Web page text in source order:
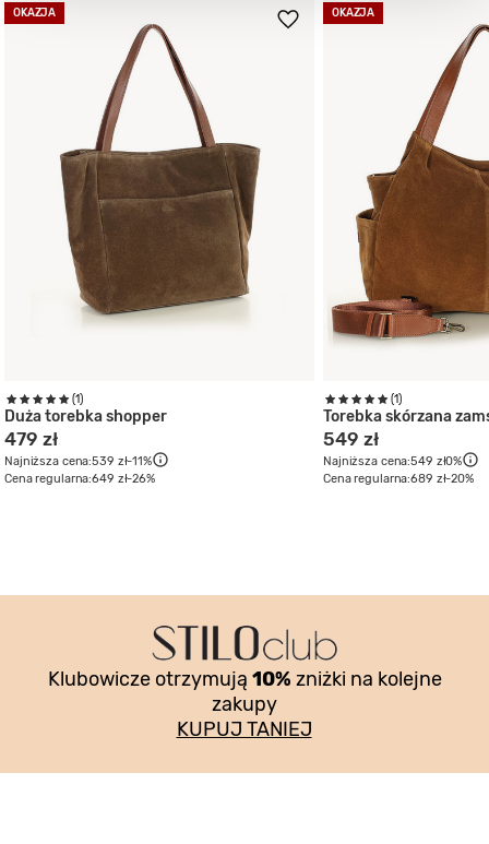
OKAZJA
(1)
Duża torebka shopper
479 zł
Najniższa cena:539 zł-11%
Cena regularna:649 zł-26%
OKAZJA
(1)
Torebka skórzana
549 zł
Najniższa cena:549 zł0%
Cena regularna:689 zł-20%
Klubowicze otrzymują 10% zniżki na kolejne
zakupy
KUPUJ TANIEJ